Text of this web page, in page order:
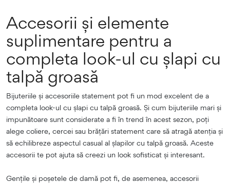
Accesorii și elemente
suplimentare pentru a
completa look-ul cu șlapi cu
talpă groasă
Bijuteriile și accesoriile statement pot fi un mod excelent de a
completa look-ul cu șlapi cu talpă groasă. Și cum bijuteriile mari și
impunătoare sunt considerate a fi în trend în acest sezon, poți
alege coliere, cercei sau brățări statement care să atragă atenția și
să echilibreze aspectul casual al șlapilor cu talpă groasă. Aceste
accesorii te pot ajuta să creezi un look sofisticat și interesant.
Gențile și poșetele de damă pot fi, de asemenea, accesorii